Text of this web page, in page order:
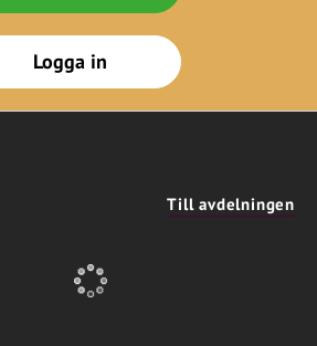
Logga in
Till avdelningen